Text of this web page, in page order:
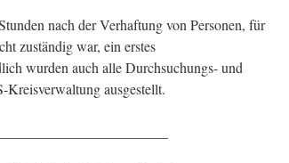
nach der Verhaftung von Personen, für
zuständig war, ein erstes
wurden auch alle Durchsuchungs- und
ausgestellt.